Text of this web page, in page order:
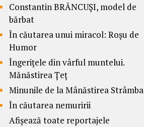
Constantin BRÂNCUȘI, model de
bărbat
În căutarea unui miracol: Roșu de
Humor
Îngerițele din vârful muntelui.
Mănăstirea Țeț
Minunile de la Mânăstirea Strâmba
În căutarea nemuririi
Afișează toate reportajele